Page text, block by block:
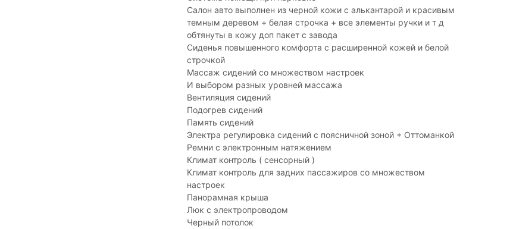
Салон авто выполнен из черной кожи с алькантарой и красивым
темным деревом + белая строчка + все элементы ручки и т д
обтянуты в кожу доп пакет с завода
Сиденья повышенного комфорта с расширенной кожей и белой
строчкой
Массаж сидений со множеством настроек
И выбором разных уровней массажа
Вентиляция сидений
Подогрев сидений
Память сидений
Электра регулировка сидений с поясничной зоной + Оттоманкой
Ремни с электронным натяжением
Климат контроль ( сенсорный )
Климат контроль для задних пассажиров со множеством
настроек
Панорамная крыша
Люк с электропроводом
Черный потолок